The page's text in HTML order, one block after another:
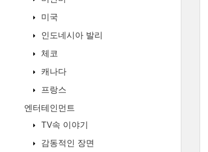
미국
인도네시아 발리
체코
캐나다
프랑스
엔터테인먼트
TV속 이야기
감동적인 장면